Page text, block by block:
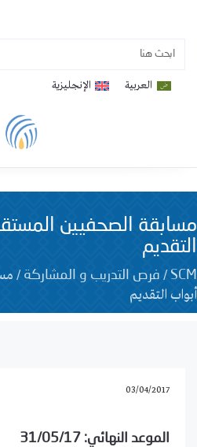
العربية الإنجليزية
مسابقة الصحفيين
التقديم
SCM
/ فرص التدريب و المشاركة /
أبواب التقديم
03/04/2017
الموعد النهائي: 31/05/17